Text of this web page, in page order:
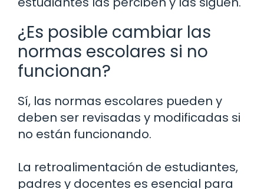
¿Es posible cambiar las
normas escolares si no
funcionan?
Sí, las normas escolares pueden y
deben ser revisadas y modificadas si
no están funcionando.
La retroalimentación de estudiantes,
padres y docentes es esencial para